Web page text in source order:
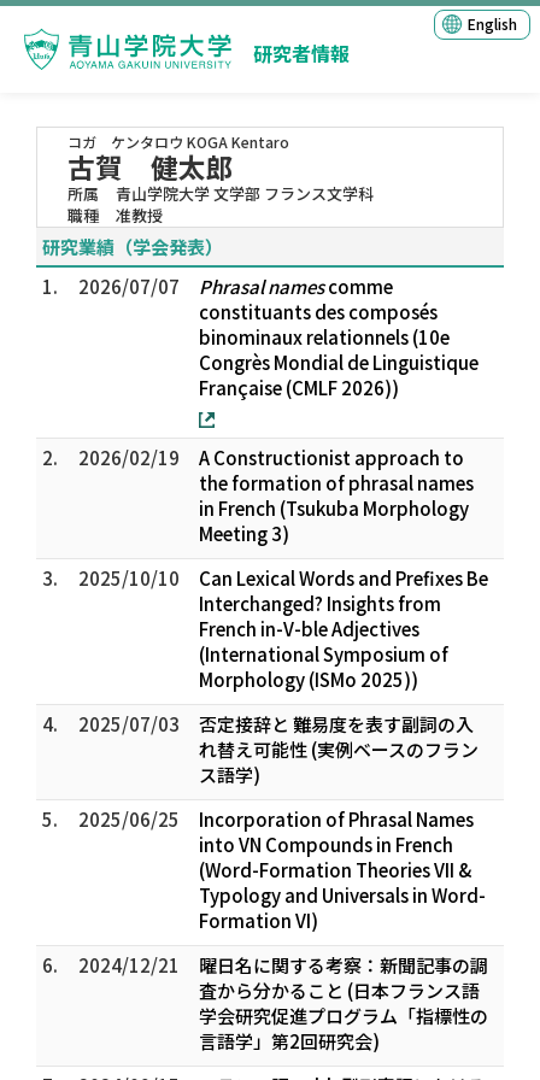
研究者情報
English
コガ ケンタロウ KOGA Kentaro
古賀 健太郎
所属
青山学院大学 文学部 フランス文学科
職種
准教授
研究業績（学会発表）
1.
2026/07/07 Phrasal namescomme
constituants des composés
binominaux relationnels (10e
Congrès Mondial de Linguistique
Française (CMLF 2026))
2. 2026/02/19
A Constructionist approach to
the formation of phrasal names
in French (Tsukuba Morphology
Meeting 3)
3.
2025/10/10
Can Lexical Words and Prefixes Be
Interchanged? Insights from
French in-V-ble Adjectives
(International Symposium of
Morphology (ISMo 2025))
4.
2025/07/03
否定接辞と 難易度を表す副詞の入
れ替え可能性 (実例ベースのフラン
ス語学)
5.
2025/06/25
Incorporation of Phrasal Names
into VN Compounds in French
(Word-Formation Theories VII &
Typology and Universals in Word-
Formation VI)
6.
2024/12/21
曜日名に関する考察：新聞記事の調
査から分かること (日本フランス語
学会研究促進プログラム「指標性の
言語学」第2回研究会)